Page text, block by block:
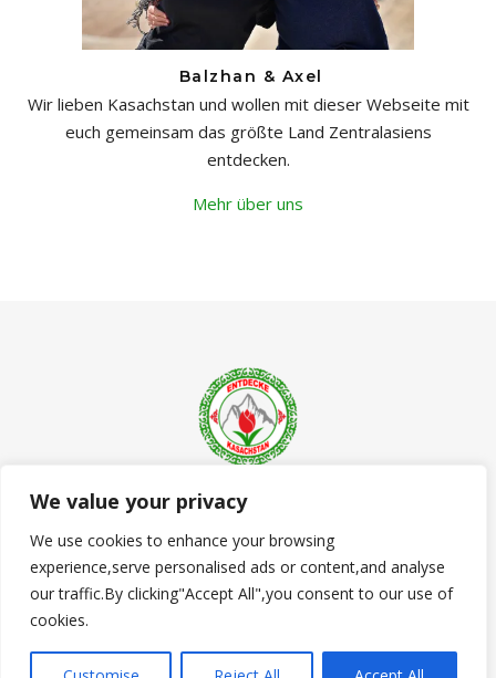
We value your privacy
We use cookies to enhance your browsing
experience,serve personalised ads or content,and analyse
our traffic.By clicking"Accept All",you consent to our use of
cookies.
Balzhan & Axel
Wir lieben Kasachstan und wollen mit dieser Webseite mit
euch gemeinsam das größte Land Zentralasiens
entdecken.
Mehr über uns
Bard Theme vonWP Royal
Datenschutzerklärung
Kontakt Impressum
ZURÜCK NACH OBEN